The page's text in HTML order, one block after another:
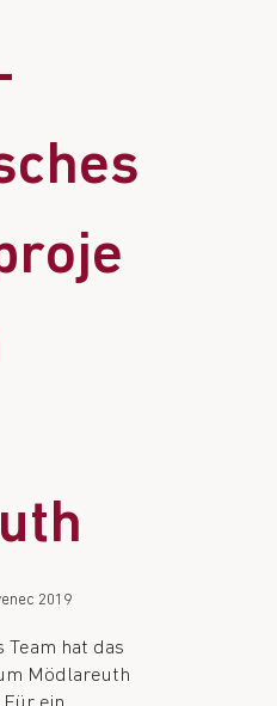
2019
Team hat das
Mödlareuth